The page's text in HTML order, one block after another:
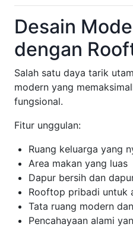
Desain
dengan
Salah satu daya tarik
modern yang
fungsional.
Fitur unggulan:
Ruang keluarga yang
Area makan yang luas
Dapur bersih dan
Rooftop pribadi untuk
Tata ruang modern
Pencahayaan alami